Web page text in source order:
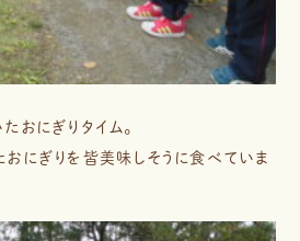
おにぎりタイム。
にぎりを皆美味しそうに食べていま